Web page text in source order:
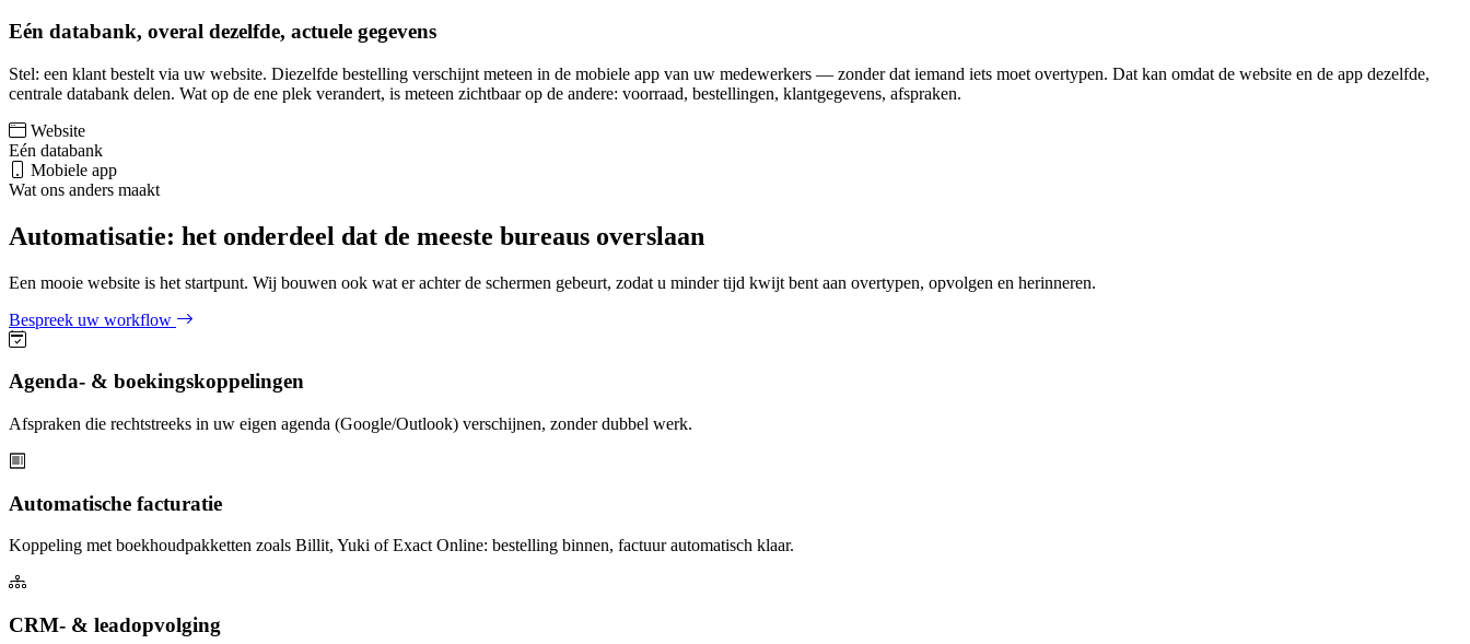
Eén databank, overal dezelfde, actuele gegevens
Stel: een klant bestelt via uw website. Diezelfde bestelling verschijnt meteen in de mobiele app van uw medewerkers — zonder dat iemand iets moet overtypen. Dat kan omdat de website en de app dezelfde,
centrale databank delen. Wat op de ene plek verandert, is meteen zichtbaar op de andere: voorraad, bestellingen, klantgegevens, afspraken.
Website
Eén databank
Mobiele app
Wat ons anders maakt
Automatisatie: het onderdeel dat de meeste bureaus overslaan
Een mooie website is het startpunt. Wij bouwen ook wat er achter de schermen gebeurt, zodat u minder tijd kwijt bent aan overtypen, opvolgen en herinneren.
Bespreek uw workflow
Agenda- & boekingskoppelingen
Afspraken die rechtstreeks in uw eigen agenda (Google/Outlook) verschijnen, zonder dubbel werk.
Automatische facturatie
Koppeling met boekhoudpakketten zoals Billit, Yuki of Exact Online: bestelling binnen, factuur automatisch klaar.
CRM- & leadopvolging